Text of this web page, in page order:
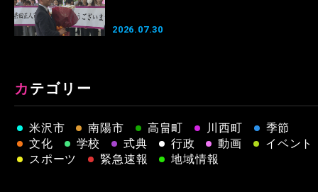
2026.07.30
カテゴリー
米沢市 南陽市 高畠町 川西町
季節
文化
学校 式典 行政 動画
イベント
スポーツ
緊急速報 地域情報